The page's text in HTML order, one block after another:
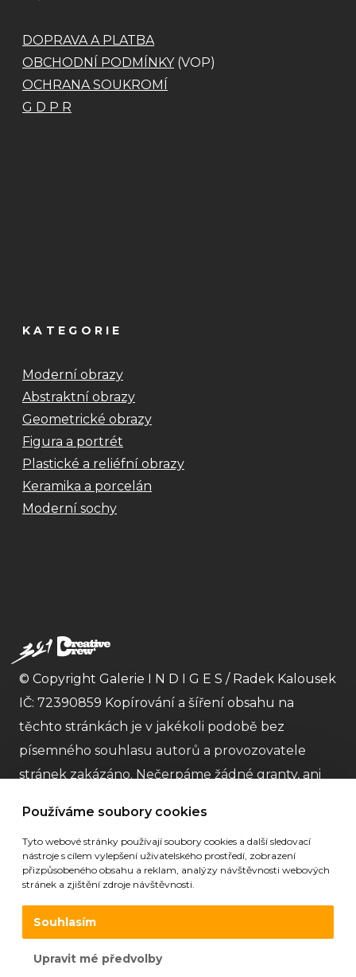
Používáme soubory cookies
Tyto webové stránky používají soubory cookies a další sledovací
nástroje s cílem vylepšení uživatelského prostředí, zobrazení
přizpůsobeného obsahu a reklam, analýzy návštěvnosti webových
stránek a zjištění zdroje návštěvnosti.
Souhlasím
Upravit mé předvolby
DOPRAVA A PLATBA
OBCHODNÍ PODMÍNKY(VOP)
OCHRANA SOUKROMÍ
G D P R
KATEGORIE
Moderní obrazy
Abstraktní obrazy
Geometrické obrazy
Figura a portrét
Plastické a reliéfní obrazy
Keramika a porcelán
Moderní sochy
© Copyright Galerie I N D I G E S / Radek Kalousek
IČ: 72390859 Kopírování a šíření obsahu na
těchto stránkách je v jakékoli podobě bez
písemného souhlasu autorů a provozovatele
stránek zakázáno. Nečerpáme žádné granty, ani
. Nejme plátci DPH. |
galerie vytvořilaDigitální agentura 321 CREATIVE
CREW s.r.o.